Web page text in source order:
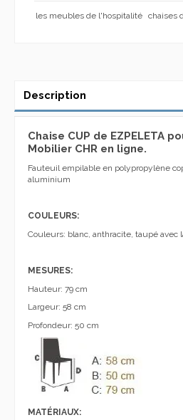
les meubles de l'hospitalité chaises
Description
Chaise CUP de EZPELETA
Mobilier CHR en ligne.
Fauteuil empilable en polypropylène
aluminium
COULEURS:
Couleurs: blanc, anthracite, taupé avec
MESURES:
Hauteur: 79 cm
Largeur: 58 cm
Profondeur: 50 cm
MATÉRIAUX: